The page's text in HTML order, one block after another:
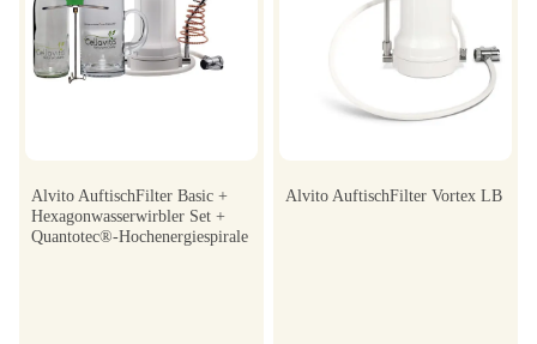
Alvito AuftischFilter Basic +
Hexagonwasserwirbler Set +
Quantotec®-Hochenergiespirale
Alvito AuftischFilter Vortex LB